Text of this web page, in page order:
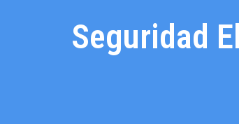
Seguridad